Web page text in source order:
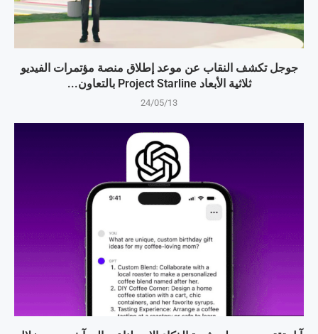
جوجل تكشف النقاب عن موعد إطلاق منصة مؤتمرات الفيديو
ثلاثية الأبعاد Project Starline بالتعاون...
24/05/13